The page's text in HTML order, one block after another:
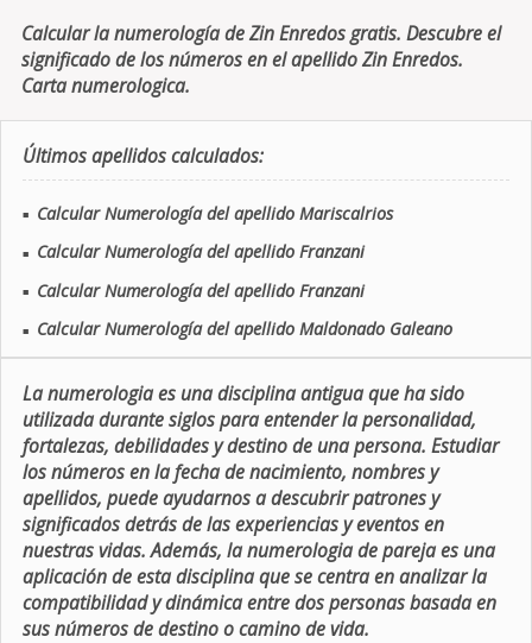
Calcular la numerología de Zin Enredos gratis. Descubre el
significado de los números en el apellido Zin Enredos.
Carta numerologica.
Últimos apellidos calculados:
■ Calcular Numerología del apellido Mariscalrios
■ Calcular Numerología del apellido Franzani
■ Calcular Numerología del apellido Franzani
■ Calcular Numerología del apellido Maldonado Galeano
La numerologia es una disciplina antigua que ha sido
utilizada durante siglos para entender la personalidad,
fortalezas, debilidades y destino de una persona. Estudiar
los números en la fecha de nacimiento, nombres y
apellidos, puede ayudarnos a descubrir patrones y
significados detrás de las experiencias y eventos en
nuestras vidas. Además, la numerologia de pareja es una
aplicación de esta disciplina que se centra en analizar la
compatibilidad y dinámica entre dos personas basada en
sus números de destino o camino de vida.